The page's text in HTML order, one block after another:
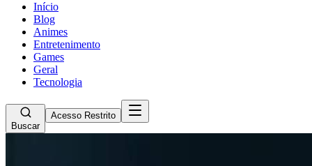
Início
Blog
Animes
Entretenimento
Games
Geral
Tecnologia
Buscar
Acesso Restrito